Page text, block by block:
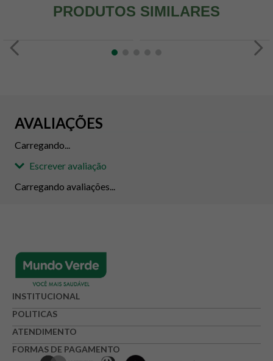
PRODUTOS SIMILARES
AVALIAÇÕES
Carregando...
Escrever avaliação
Avalie o produto de 1 até 5 estrelas
★★★☆☆
Seu nome
Carregando avaliações...
INSTITUCIONAL
POLITICAS
ATENDIMENTO
FORMAS DE PAGAMENTO